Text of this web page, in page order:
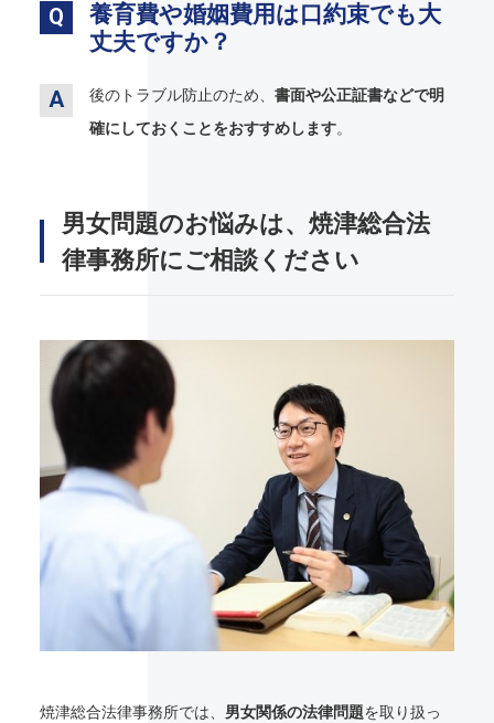
養育費や婚姻費用は口約束でも大
丈夫ですか？
後のトラブル防止のため、 書面や公正証書などで明
確にしておくことをおすすめします。
男女問題のお悩みは、焼津総合法
律事務所にご相談ください
焼津総合法律事務所では、 男女関係の法律問題を取り扱っ